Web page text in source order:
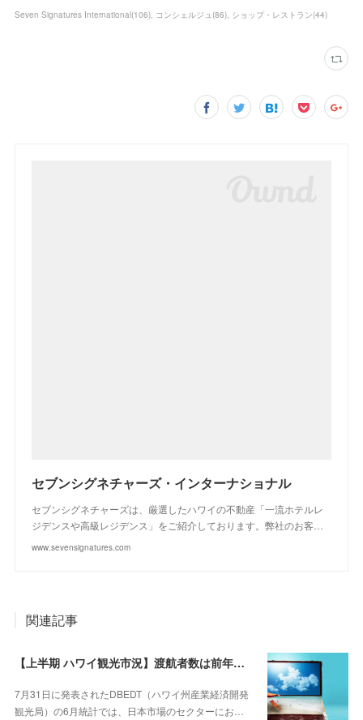
Seven Signatures International(106) コンシェルジュ(86) ショップ・レストラン(44)
セブンシグネチャーズ・インターナショナル
セブンシグネチャーズは、厳選したハワイの不動産「一流ホテルレ
ジデンスや高級レジデンス」をご紹介しております。弊社のお客…
www.sevensignatures.com
関連記事
【上半期 ハワイ観光市況】渡航者数は前年割れも、「量」から「質」への移行が鮮明に
7月31日に発表されたDBEDT（ハワイ州産業経済開発
観光局）の6月統計では、日本市場のセクターにお…